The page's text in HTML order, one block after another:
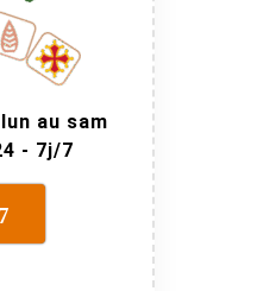
au sam
- 7j/7